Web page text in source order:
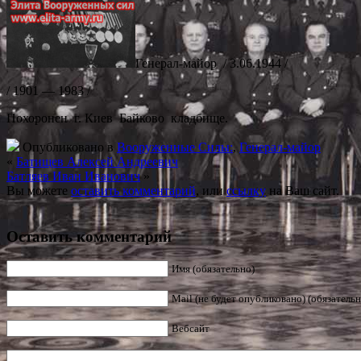
Генерал-майор / 3.06.1944 /
/ 1901 — 1983 /
Похоронен г. Киев Байково кладбище.
Опубликовано в Вооруженные Силы:, Генерал-майор
« Батищев Алексей Андреевич
Батляев Иван Иванович»
Вы можете оставить комментарий, илиссылку на Ваш сайт.
Оставить комментарий
Имя (обязательно)
Mail (не будет опубликовано)
Вебсайт